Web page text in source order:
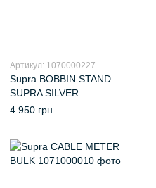
Артикул: 1070000227
Supra BOBBIN STAND
SUPRA SILVER
4 950 грн